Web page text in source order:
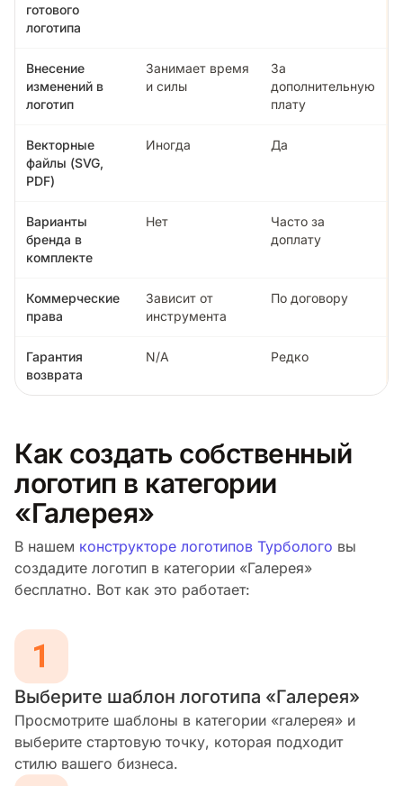
готового
логотипа
Внесение
изменений в
логотип
Занимает время
и силы
За
дополнительную
плату
Векторные
файлы (SVG,
PDF)
Иногда Да
Варианты
бренда в
комплекте
Нет
Часто за
доплату
Коммерческие
права
Зависит от
инструмента
По договору
Гарантия
возврата
N/A Редко
Как создать собственный
логотип в категории
«Галерея»
В нашем конструкторе логотипов Турболого вы
создадите логотип в категории «Галерея»
бесплатно. Вот как это работает:
Выберите шаблон логотипа «Галерея»
Просмотрите шаблоны в категории «галерея» и
выберите стартовую точку, которая подходит
стилю вашего бизнеса.